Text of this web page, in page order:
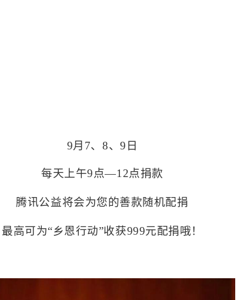
9月7、8、9日
每天上午9点—12点捐款
腾讯公益将会为您的善款随机配捐
最高可为“乡恩行动”收获999元配捐哦！